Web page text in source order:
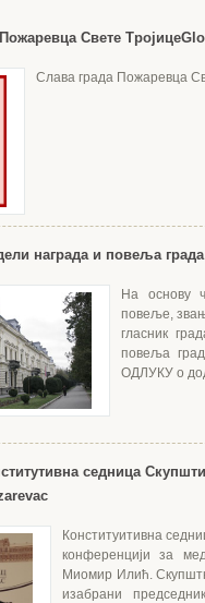
Свете Тројице
Слава града Пожаревца
награда и повеља
На основу
повеље,
гласник
повеља
ОДЛУКУ о
седница
Конституитивна
конференцији за
Миомир Илић.
изабрани